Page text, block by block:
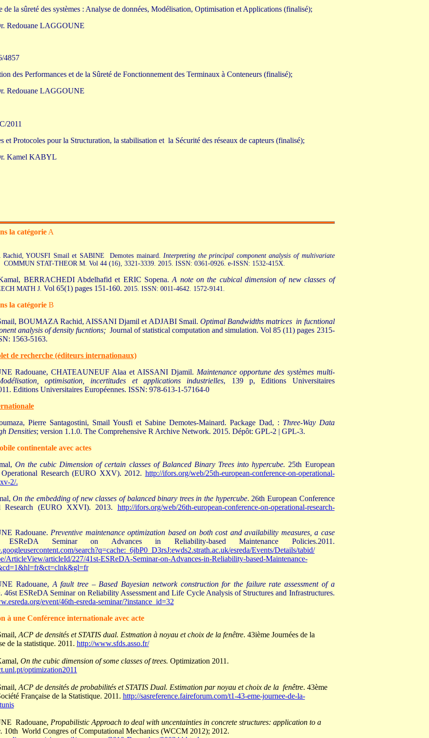
de la sûreté des systèmes : Analyse de données, Modélisation, Optimisation et Applications (finalisé);
Redouane LAGGOUNE
4857
des Performances et de la Sûreté de Fonctionnement des Terminaux à Conteneurs (finalisé);
Redouane LAGGOUNE
2011
et Protocoles pour la Structuration, la stabilisation et la Sécurité des réseaux de capteurs (finalisé);
Kamel KABYL
la catégorieA
YOUSFI Smail et SABINE Demotes mainard.Interpreting the principal component analysis of multivariate
COMMUN STAT-THEOR M. Vol 44 (16), 3321-3339. 2015. ISSN: 0361-0926. e-ISSN: 1532-415X.
BERRACHEDI Abdelhafid et ERIC Sopena.A note on the cubical dimension of new classes of
MATH J. Vol 65(1) pages 151-160. 2015. ISSN: 0011-4642. 1572-9141.
la catégorie B
BOUMAZA Rachid, AISSANI Djamil et ADJABI Smail. Optimal Bandwidths matrices in fucntional
analysis of density fucntions;Journal of statistical computation and simulation. Vol 85 (11) pages 2315-
1563-5163.
de recherche (éditeurs internationaux)
Radouane, CHATEAUNEUF Alaa et AISSANI Djamil. Maintenance opportune des systèmes multi-
optimisation, incertitudes et applications industrielles, 139 p, Editions Universitaires
Editions Universitaires Européennes. ISSN: 978-613-1-57164-0
Pierre Santagostini, Smail Yousfi et Sabine Demotes-Mainard. Package Dad, : Three-Way Data
Densities; version 1.1.0. The Comprehensive R Archive Network. 2015. Dépôt: GPL-2 | GPL-3.
continentale avec actes
On the cubic Dimension of certain classes of Balanced Binary Trees into hypercube. 25th European
Operational Research (EURO XXV). 2012. http://ifors.org/web/25th-european-conference-on-operational-
2/.
On the embedding of new classes of balanced binary trees in the hypercube. 26th European Conference
Research (EURO XXVI). 2013. http://ifors.org/web/26th-european-conference-on-operational-research-
Radouane. Preventive maintenance optimization based on both cost and availability measures, a case
Seminar on Advances in Reliability-based Maintenance Policies.2011.
search?q=cache:_6jbP0_D3rsJ:ewds2.strath.ac.uk/esreda/Events/Details/tabid/
ArticleView/articleId/227/41st-ESReDA-Seminar-on-Advances-in-Reliability-based-Maintenance-
Radouane, A fault tree – Based Bayesian network construction for the failure rate assessment of a
46st ESReDA Seminar on Reliability Assessment and Life Cycle Analysis of Structures and Infrastructures.
event/46th-esreda-seminar/?instance_id=32
à une Conférence internationale avec acte
ACP de densités et STATIS dual. Estmation à noyau et choix de la fenêtre. 43ième Journées de la
de la statistique. 2011. http://www.sfds.asso.fr/
On the cubic dimension of some classes of trees. Optimization 2011.
optimization2011
ACP de densités de probabilités et STATIS Dual. Estimation par noyau et choix de la fenêtre. 43ème
Française de la Statistique. 2011. http://sasreference.faireforum.com/t1-43-eme-journee-de-la-
Radouane, Propabilistic Approach to deal with uncentainties in concrete structures: application to a
10th World Congres of Computational Mechanics (WCCM 2012); 2012.